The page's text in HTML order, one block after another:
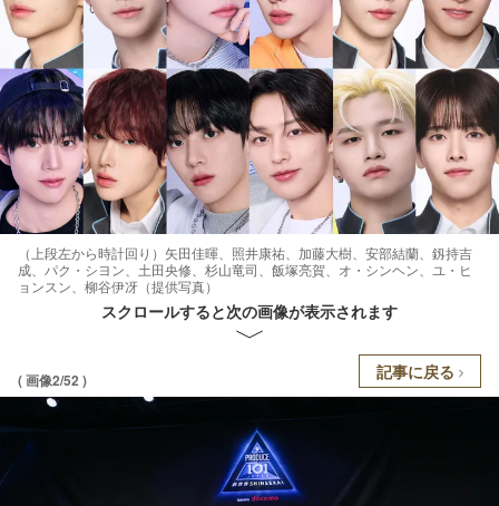
（上段左から時計回り）矢田佳暉、照井康祐、加藤大樹、安部結蘭、釼持吉
成、パク・シヨン、土田央修、杉山竜司、飯塚亮賀、オ・シンヘン、ユ・ヒ
ョンスン、柳谷伊冴（提供写真）
スクロールすると次の画像が表示されます
( 画像2/52 ) 記事に戻る